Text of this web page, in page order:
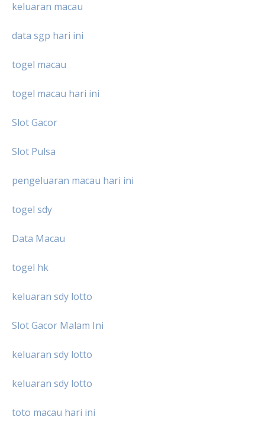
keluaran macau
data sgp hari ini
togel macau
togel macau hari ini
Slot Gacor
Slot Pulsa
pengeluaran macau hari ini
togel sdy
Data Macau
togel hk
keluaran sdy lotto
Slot Gacor Malam Ini
keluaran sdy lotto
keluaran sdy lotto
toto macau hari ini